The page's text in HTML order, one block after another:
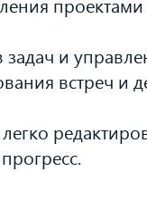
и
встреч и